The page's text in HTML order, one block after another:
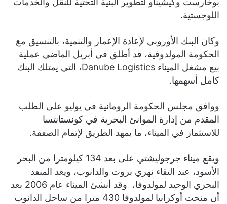
اللوجستية.
وكان البنك الأوروبي لإعادة الإعمار والتنمية، بالتنسيق مع
الحكومة المولدوفية، قد أطلق في أبريل الماضي عملية
بيع مشغل الميناء Danube Logistics، التي يمتلك البنك
كامل أسهمها.
ووافق مجلس الحكومة الرومانية في يوليو على الطلب
المقدم من إدارة الموانئ البحرية في كونستانتسا
للاستثمار في الميناء، ما يمهد الطريق لإتمام الصفقة.
ويقع ميناء جرجوليشتي على بعد 134 كيلومترا من البحر
الأسود، عند التقاء نهري بروت والدانوب، ويعد المنفذ
البحري الوحيد لمولدوفا، وقد أنشئ الميناء عام 2006 بعد
أن منحت أوكرانيا لمولدوفا 430 مترا من ساحل الدانوب